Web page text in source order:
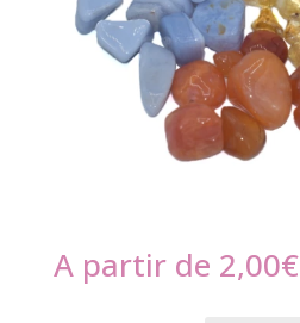
A partir de 2,00€